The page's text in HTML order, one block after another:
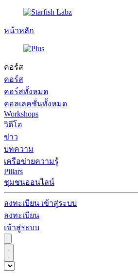
หน้าหลัก
คอร์ส
คอร์ส
คอร์สทั้งหมด
คอลเลคชั่นทั้งหมด
Workshops
วิดีโอ
ข่าว
บทความ
เครือข่ายความรู้
Pillars
ชุมชนออนไลน์
ลงทะเบียน เข้าสู่ระบบ
ลงทะเบียน
เข้าสู่ระบบ